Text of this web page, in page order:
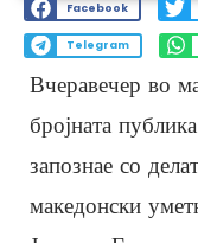
Facebook
Telegram
Вчеравечер во
бројната
запознае со
македонски